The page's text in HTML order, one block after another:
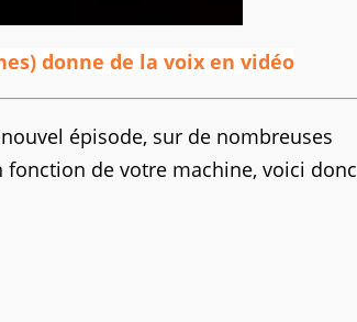
donne de la voix en vidéo
épisode, sur de nombreuses
de votre machine, voici donc